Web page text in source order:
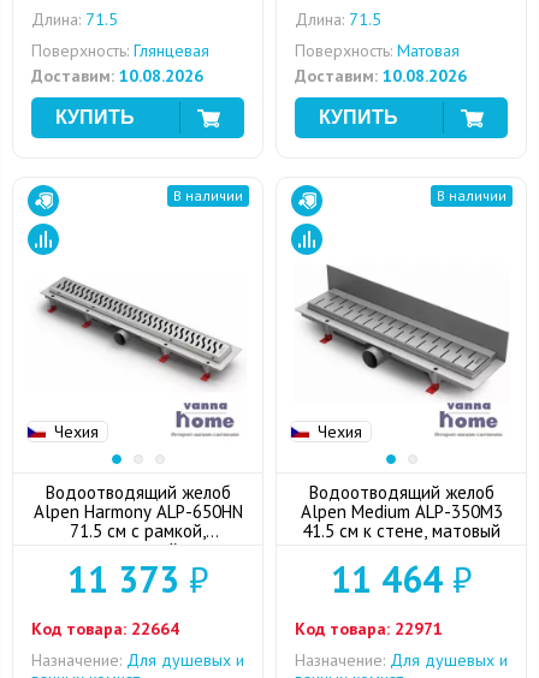
Длина: 71.5
Поверхность: Глянцевая
Доставим: 10.08.2026
Длина: 71.5
Поверхность: Матовая
Доставим: 10.08.2026
Чехия
В наличии
Водоотводящий желоб
Alpen Harmony ALP-650HN
71.5 см с рамкой,
глянцевый
11 373 ₽
Код товара: 22664
Назначение: Для душевых и
Чехия
В наличии
Водоотводящий желоб
Alpen Medium ALP-350M3
41.5 см к стене, матовый
11 464 ₽
Код товара: 22971
Назначение: Для душевых и